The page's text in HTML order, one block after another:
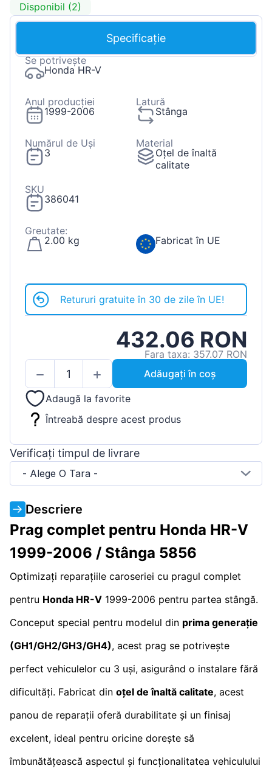
Disponibil (2)
Specificație
Se potrivește
Honda HR-V
Anul producției
1999-2006
Latură
Stânga
Numărul de Uși
3
Material
Oțel de înaltă
calitate
SKU
386041
Greutate:
2.00 kg
Fabricat în UE
Retururi gratuite în 30 de zile în UE!
432.06 RON
Fara taxa: 357.07 RON
Adăugați în coș
Adaugă la favorite
Întreabă despre acest produs
Verificați timpul de livrare
- Alege O Tara -
Descriere
Prag complet pentru Honda HR-V
1999-2006 / Stânga 5856
Optimizați reparațiile caroseriei cu pragul complet
pentru Honda HR-V 1999-2006 pentru partea stângă.
Conceput special pentru modelul din prima generație
(GH1/GH2/GH3/GH4), acest prag se potrivește
perfect vehiculelor cu 3 uși, asigurând o instalare fără
dificultăți. Fabricat din oțel de înaltă calitate, acest
panou de reparații oferă durabilitate și un finisaj
excelent, ideal pentru oricine dorește să
îmbunătățească aspectul și funcționalitatea vehiculului